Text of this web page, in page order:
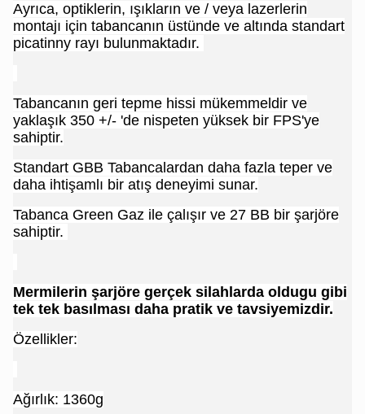
Ayrıca, optiklerin, ışıkların ve / veya lazerlerin
montajı için tabancanın üstünde ve altında standart
picatinny rayı bulunmaktadır.
Tabancanın geri tepme hissi mükemmeldir ve
yaklaşık 350 +/- 'de nispeten yüksek bir FPS'ye
sahiptir.
Standart GBB Tabancalardan daha fazla teper ve
daha ihtişamlı bir atış deneyimi sunar.
Tabanca Green Gaz ile çalışır ve 27 BB bir şarjöre
sahiptir.
Mermilerin şarjöre gerçek silahlarda oldugu gibi
tek tek basılması daha pratik ve tavsiyemizdir.
Özellikler:
Ağırlık: 1360g